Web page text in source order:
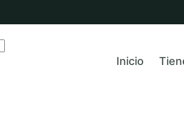
Inicio